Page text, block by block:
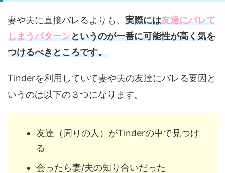
妻や夫に直接バレるよりも、 実際には友達にバレて
しまうパターンというのが一番に可能性が高く気を
つけるべきところです。
Tinderを利用していて妻や夫の友達にバレる要因と
いうのは以下の３つになります。
友達（周りの人）がTinderの中で見つけ
る
会ったら妻/夫の知り合いだった